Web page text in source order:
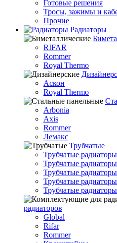
Готовые решения
Тросы, зажимы и
Прочие
Радиаторы
RIFAR
Rommer
Royal Thermo
Аскон
Royal Thermo
Arbonia
Axis
Rommer
Лемакс
Трубчатые
Трубчатые
Трубчатые
Трубчатые
Трубчатые
Трубчатые
радиаторов
Global
Rifar
Rommer